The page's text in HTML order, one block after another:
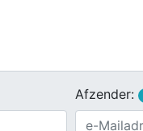
Afzender: